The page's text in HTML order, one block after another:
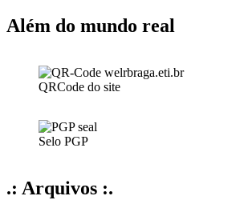
Além do mundo real
QRCode do site
Selo PGP
.: Arquivos :.